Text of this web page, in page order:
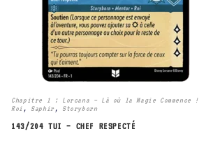
Chapitre 1 : Lorcana – Là où la Magie Commence !
Roi , Saphir , Storyborn
143/204 TUI – CHEF RESPECTÉ